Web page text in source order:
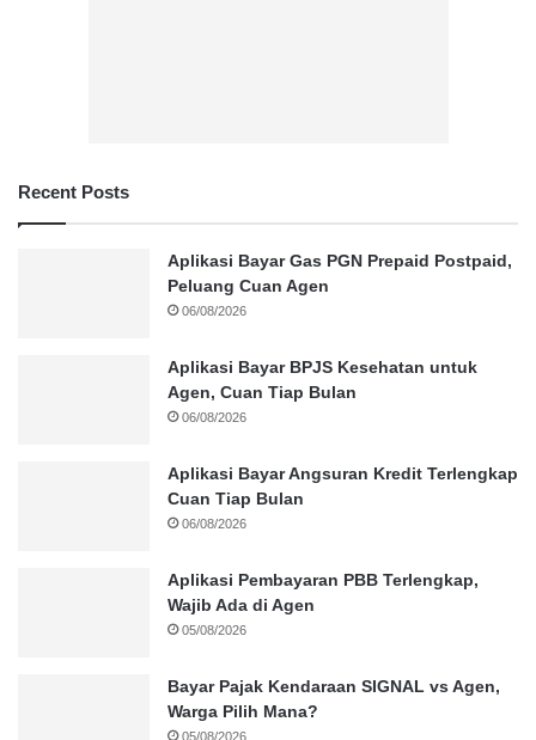
Recent Posts
Aplikasi Bayar Gas PGN Prepaid Postpaid,
Peluang Cuan Agen
06/08/2026
Aplikasi Bayar BPJS Kesehatan untuk
Agen, Cuan Tiap Bulan
06/08/2026
Aplikasi Bayar Angsuran Kredit Terlengkap
Cuan Tiap Bulan
06/08/2026
Aplikasi Pembayaran PBB Terlengkap,
Wajib Ada di Agen
05/08/2026
Bayar Pajak Kendaraan SIGNAL vs Agen,
Warga Pilih Mana?
05/08/2026